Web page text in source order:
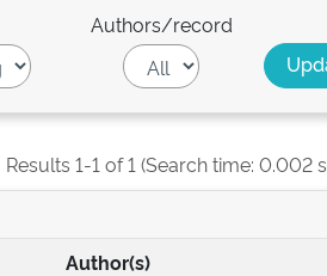
Authors/record
Results 1-1 of 1 (Search time: 0.002
Author(s)